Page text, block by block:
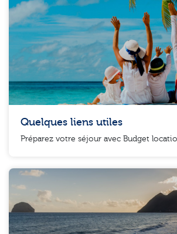
Quelques liens utiles
Préparez votre séjour avec Budget